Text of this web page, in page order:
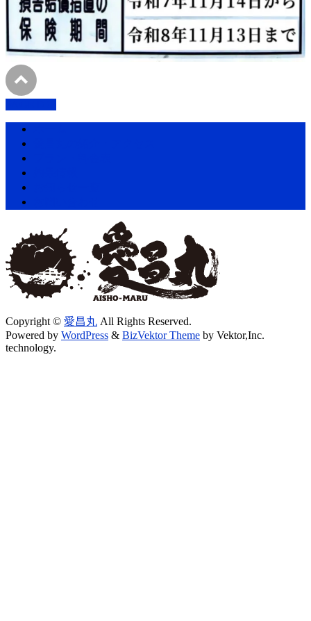
Copyright © 愛昌丸 All Rights Reserved.
Powered by WordPress & BizVektor Theme by Vektor,Inc.
technology.